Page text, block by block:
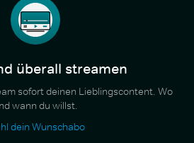
überall streamen
sofort deinen Lieblingscontent. Wo
wann du willst.
dein Wunschabo